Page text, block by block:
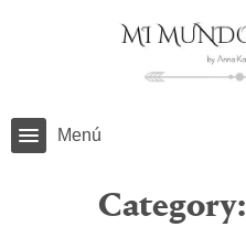
Menú
Category: